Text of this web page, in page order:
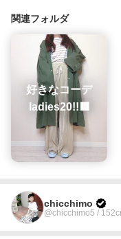
関連フォルダ
好きなコーデ
ladies20!!🟥
chicchimo
@chicchimo5 /